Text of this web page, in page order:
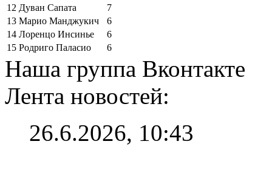
12 Дуван Сапата
7
13 Марио Манджукич
6
14 Лоренцо Инсинье
6
15 Родриго Паласио 6
Наша группа Вконтакте
Лента новостей:
26.6.2026, 10:43